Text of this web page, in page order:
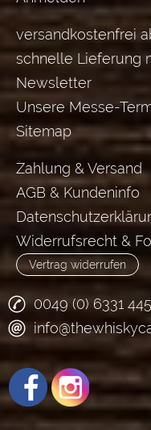
versandkostenfrei
schnelle Lieferung
Newsletter
Unsere Messe-
Sitemap
Zahlung & Versand
AGB & Kundeninfo
Widerrufsrecht &
Vertrag widerrufen
0049 (0) 6331